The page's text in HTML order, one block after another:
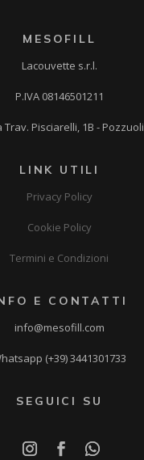
MESOFILL
Lacouvette s.r.l.
P.IVA 08146501211
Trav. Pisciarelli, 1B - Pozzuoli
LINK UTILI
Privacy Policy
Cookie Policy
Termini e Condizioni
E CONTATTI
info@mesofill.com
(+39) 3441301733
SEGUICI SU